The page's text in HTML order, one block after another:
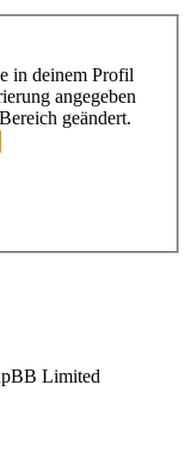
in deinem Profil
angegeben
geändert.
Limited